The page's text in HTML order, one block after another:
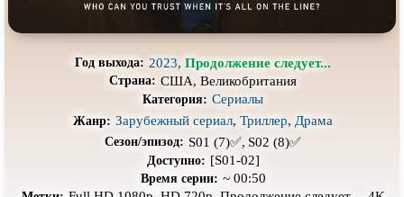
Про любовь
Про маньяков исерийных
Про мафию
Про оборотней Про пиратов
Про подростков Про путешествияво времени
Про рыцарей
Про собак
Год выхода: 2023, Продолжение следует...
Страна: США, Великобритания
Категория: Сериалы
Жанр: Зарубежный сериал, Триллер, Драма
Сезон/эпизод: S01 (7)✅, S02 (8)✅
Доступно: [S01-02]
Время серии: ~ 00:50